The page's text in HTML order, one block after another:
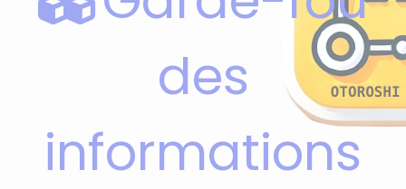
des
informations